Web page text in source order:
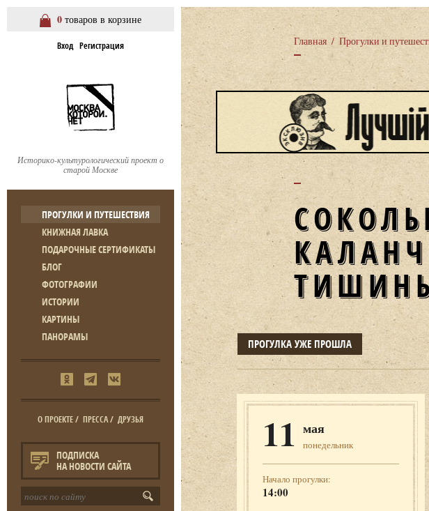
0 товаров в корзине
Вход Регистрация
Историко-культурологический проект о
старой Москве
ПРОГУЛКИ И ПУТЕШЕСТВИЯ
КНИЖНАЯ ЛАВКА
ПОДАРОЧНЫЕ СЕРТИФИКАТЫ
БЛОГ
ФОТОГРАФИИ
ИСТОРИИ
КАРТИНЫ
ПАНОРАМЫ
О ПРОЕКТЕ/ ПРЕССА/ ДРУЗЬЯ
ПОДПИСКА
НА НОВОСТИ САЙТА
Главная / Прогулки и
ПРОГУЛКА УЖЕ ПРОШЛА
11 мая
понедельник
Начало прогулки:
14:00